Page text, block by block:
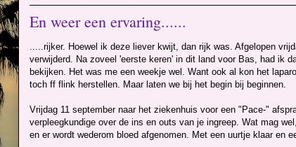
En weer een ervaring......
.....rijker. Hoewel ik deze liever kwijt, dan rijk was. Afgelopen
verwijderd. Na zoveel 'eerste keren' in dit land voor Bas, had ik
bekijken. Het was me een weekje wel. Want ook al kon het
toch ff flink herstellen. Maar laten we bij het begin bij beginnen.
Vrijdag 11 september naar het ziekenhuis voor een "Pace-"
verpleegkundige over de ins en outs van je ingreep. Wat mag
en er wordt wederom bloed afgenomen. Met een uurtje klaar en